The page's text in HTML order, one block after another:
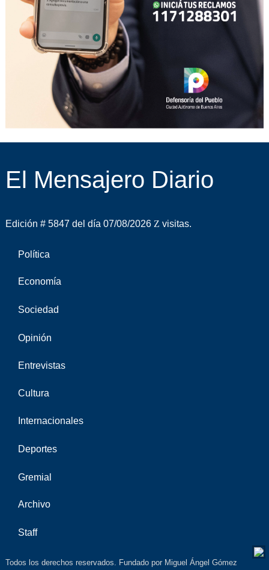
El Mensajero Diario
Edición # 5847 del día 07/08/2026 visitas.
Política
Economía
Sociedad
Opinión
Entrevistas
Cultura
Internacionales
Deportes
Gremial
Archivo
Staff
Todos los derechos reservados. Fundado por Miguel Ángel Gómez